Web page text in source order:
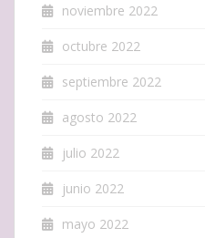
noviembre 2022
octubre 2022
septiembre 2022
agosto 2022
julio 2022
junio 2022
mayo 2022